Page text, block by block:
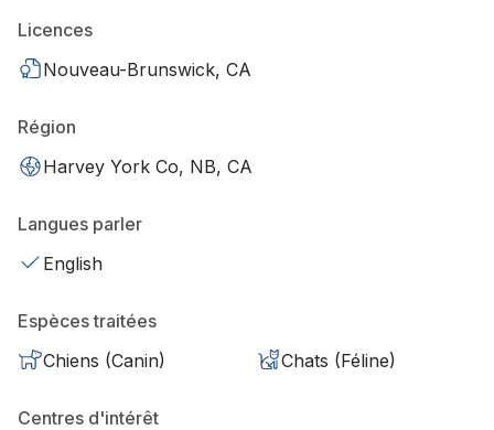
Licences
Nouveau-Brunswick, CA
Région
Harvey York Co, NB, CA
Langues parler
English
Espèces traitées
Chiens (Canin)
Chats (Féline)
Centres d'intérêt